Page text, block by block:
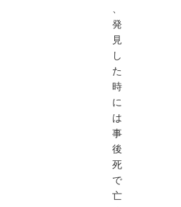
発
見
し
た
時
に
は
事
後
死
で
亡